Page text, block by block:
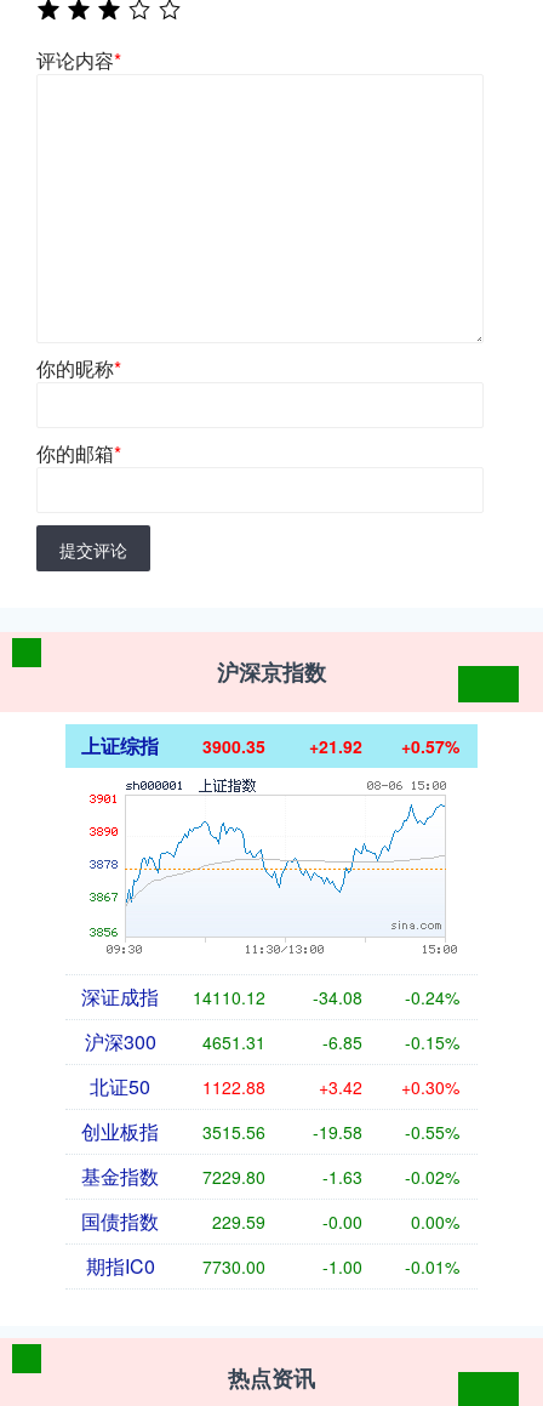
评论内容*
你的昵称*
你的邮箱*
提交评论
沪深京指数
上证综指 3900.35 +21.92 +0.57%
深证成指 14110.12 -34.08 -0.24%
沪深300 4651.31 -6.85 -0.15%
北证50 1122.88 +3.42 +0.30%
创业板指 3515.56 -19.58 -0.55%
基金指数 7229.80 -1.63 -0.02%
国债指数 229.59 -0.00 0.00%
期指IC0 7730.00 -1.00 -0.01%
热点资讯